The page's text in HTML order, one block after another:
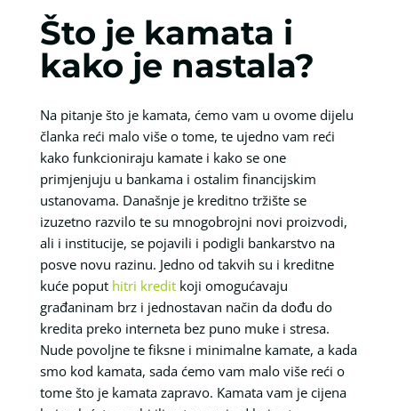
Što je kamata i
kako je nastala?
Na pitanje što je kamata, ćemo vam u ovome dijelu
članka reći malo više o tome, te ujedno vam reći
kako funkcioniraju kamate i kako se one
primjenjuju u bankama i ostalim financijskim
ustanovama. Današnje je kreditno tržište se
izuzetno razvilo te su mnogobrojni novi proizvodi,
ali i institucije, se pojavili i podigli bankarstvo na
posve novu razinu. Jedno od takvih su i kreditne
kuće poput hitri kreditkoji omogućavaju
građaninam brz i jednostavan način da dođu do
kredita preko interneta bez puno muke i stresa.
Nude povoljne te fiksne i minimalne kamate, a kada
smo kod kamata, sada ćemo vam malo više reći o
tome što je kamata zapravo. Kamata vam je cijena